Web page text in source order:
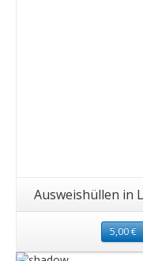
Ausweishüllen in
5,00€